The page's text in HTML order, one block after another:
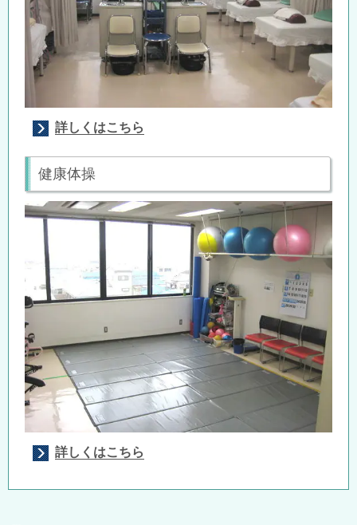
詳しくはこちら
健康体操
詳しくはこちら